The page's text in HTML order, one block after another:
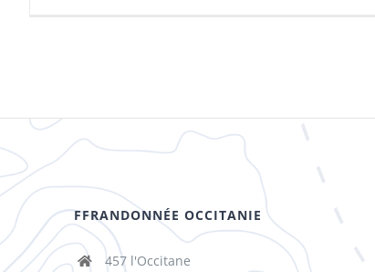
FFRANDONNÉE OCCITANIE
457 l'Occitane